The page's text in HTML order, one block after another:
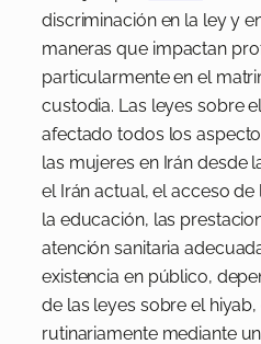
discriminación en la ley y
maneras que impactan
particularmente en el
custodia. Las leyes sobre
afectado todos los
las mujeres en Irán desde
el Irán actual, el acceso
la educación, las
atención sanitaria
existencia en público,
de las leyes sobre el
rutinariamente mediante